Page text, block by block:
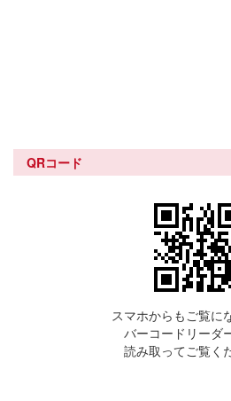
QRコード
スマホからもご覧に
バーコードリーダ
読み取ってご覧く